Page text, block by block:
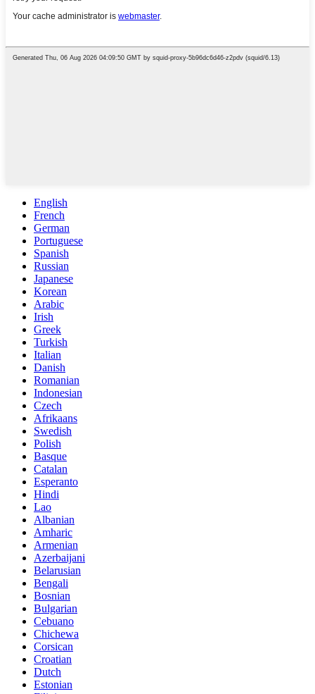
English
French
German
Portuguese
Spanish
Russian
Japanese
Korean
Arabic
Irish
Greek
Turkish
Italian
Danish
Romanian
Indonesian
Czech
Afrikaans
Swedish
Polish
Basque
Catalan
Esperanto
Hindi
Lao
Albanian
Amharic
Armenian
Azerbaijani
Belarusian
Bengali
Bosnian
Bulgarian
Cebuano
Chichewa
Corsican
Croatian
Dutch
Estonian